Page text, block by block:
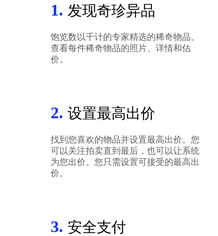
1. 发现奇珍异品
饱览数以千计的专家精选的稀奇物品。
查看每件稀奇物品的照片、详情和估
价。
2. 设置最高出价
找到您喜欢的物品并设置最高出价。您
可以关注拍卖直到最后，也可以让系统
为您出价。您只需设置可接受的最高出
价。
3. 安全支付